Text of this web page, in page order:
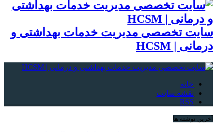
سایت تخصصی مدیریت خدمات بهداشتی و
درمانی | HCSM
خانه
نقشه سایت
RSS
آخرین نوشته ها